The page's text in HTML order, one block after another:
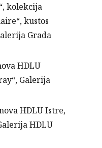
kolekcija
kustos
Grada
HDLU
Galerija
HDLU Istre,
HDLU